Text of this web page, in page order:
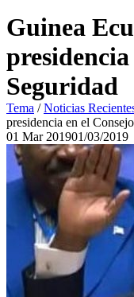
Guinea
Seguridad
Tema /Noticias
presidencia en el
01 Mar 201901/03/2019